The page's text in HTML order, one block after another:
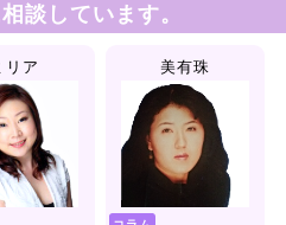
談しています。
リア 美有珠